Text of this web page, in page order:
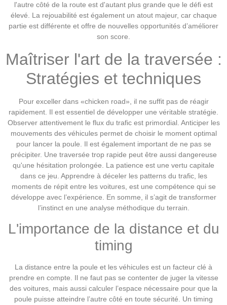
l'autre côté de la route est d'autant plus grande que le défi est
élevé. La rejouabilité est également un atout majeur, car chaque
partie est différente et offre de nouvelles opportunités d’améliorer
son score.
Maîtriser l'art de la traversée :
Stratégies et techniques
Pour exceller dans «chicken road», il ne suffit pas de réagir
rapidement. Il est essentiel de développer une véritable stratégie.
Observer attentivement le flux du trafic est primordial. Anticiper les
mouvements des véhicules permet de choisir le moment optimal
pour lancer la poule. Il est également important de ne pas se
précipiter. Une traversée trop rapide peut être aussi dangereuse
qu'une hésitation prolongée. La patience est une vertu capitale
dans ce jeu. Apprendre à déceler les patterns du trafic, les
moments de répit entre les voitures, est une compétence qui se
développe avec l’expérience. En somme, il s’agit de transformer
l’instinct en une analyse méthodique du terrain.
L'importance de la distance et du
timing
La distance entre la poule et les véhicules est un facteur clé à
prendre en compte. Il ne faut pas se contenter de juger la vitesse
des voitures, mais aussi calculer l’espace nécessaire pour que la
poule puisse atteindre l’autre côté en toute sécurité. Un timing